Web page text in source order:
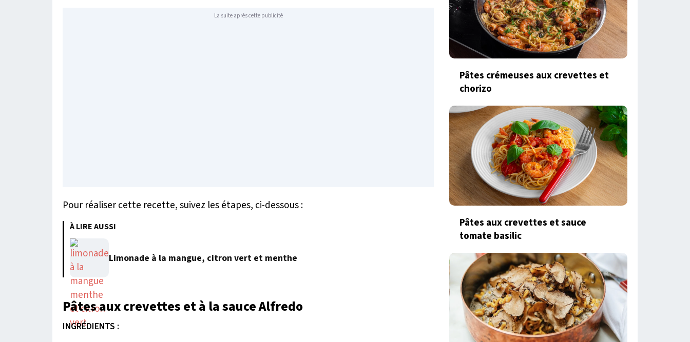
La suite après cette publicité
Pour réaliser cette recette, suivez les étapes, ci-dessous :
À LIRE AUSSI
Limonade à la mangue, citron vert et menthe
Pâtes aux crevettes et à la sauce Alfredo
INGRÉDIENTS :
Pâtes crémeuses aux crevettes et
chorizo
Pâtes aux crevettes et sauce
tomate basilic